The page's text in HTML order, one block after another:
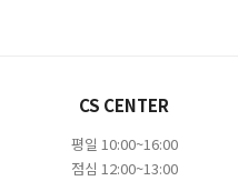
CS CENTER
평일 10:00~16:00
점심 12:00~13:00